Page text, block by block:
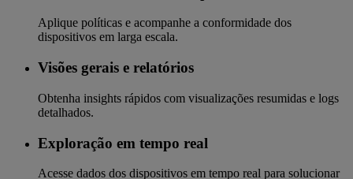
Aplique políticas e acompanhe a conformidade dos
dispositivos em larga escala.
Visões gerais e relatórios
Obtenha insights rápidos com visualizações resumidas e logs
detalhados.
Exploração em tempo real
Acesse dados dos dispositivos em tempo real para solucionar